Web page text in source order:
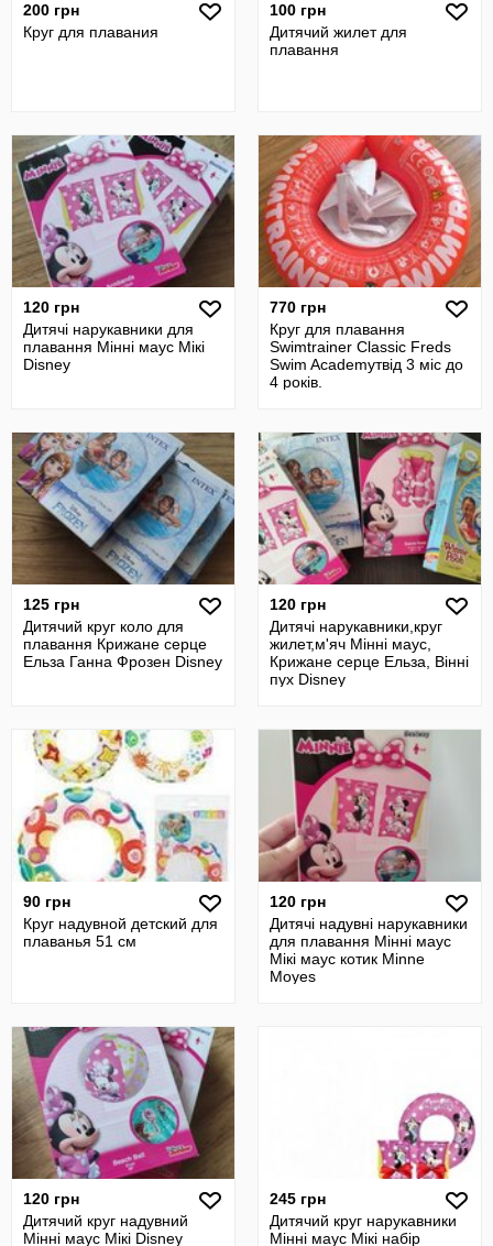
200 грн
Круг для плавания
100 грн
Дитячий жилет для
плавання
120 грн
Дитячі нарукавники для
плавання Мінні маус Мікі
Disney
770 грн
Круг для плавання
Swimtrainer Classic Freds
Swim Academyтвід 3 міс до
4 років.
125 грн
Дитячий круг коло для
плавання Крижане серце
Ельза Ганна Фрозен Disney
120 грн
Дитячі нарукавники,круг
жилет,м'яч Мінні маус,
Крижане серце Ельза, Вінні
пух Disney
90 грн
Круг надувной детский для
плаванья 51 см
120 грн
Дитячі надувні нарукавники
для плавання Мінні маус
Мікі маус котик Minne
Moyes
120 грн
Дитячий круг надувний
Мінні маус Мікі Disney
245 грн
Дитячий круг нарукавники
Мінні маус Мікі набір